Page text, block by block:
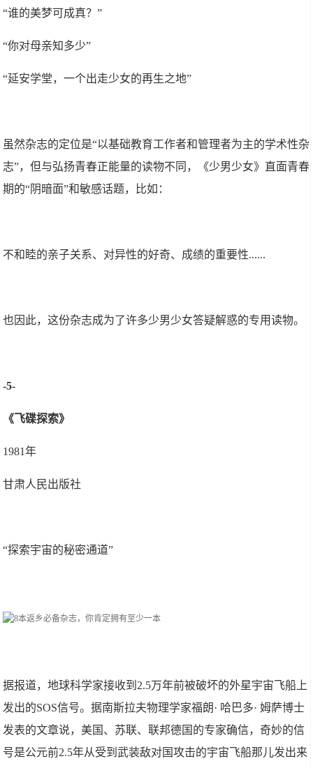
“谁的美梦可成真？”
“你对母亲知多少”
“延安学堂，一个出走少女的再生之地”
虽然杂志的定位是“以基础教育工作者和管理者为主的学术性杂
志”，但与弘扬青春正能量的读物不同，《少男少女》直面青春
期的“阴暗面”和敏感话题，比如：
不和睦的亲子关系、对异性的好奇、成绩的重要性......
也因此，这份杂志成为了许多少男少女答疑解惑的专用读物。
-5-
《飞碟探索》
1981年
甘肃人民出版社
“探索宇宙的秘密通道”
据报道，地球科学家接收到2.5万年前被破坏的外星宇宙飞船上
发出的SOS信号。据南斯拉夫物理学家福朗· 哈巴多· 姆萨博士
发表的文章说，美国、苏联、联邦德国的专家确信，奇妙的信
号是公元前2.5年从受到武装敌对国攻击的宇宙飞船那儿发出来